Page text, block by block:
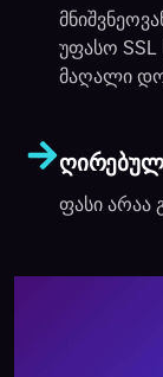
უფასო
მაღალი
ფასი არაა